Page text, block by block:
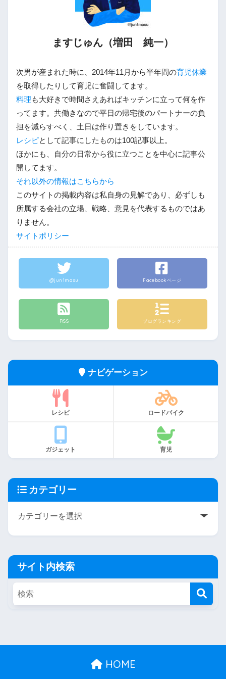
ますじゅん（増田 純一）
次男が産まれた時に、2014年11月から半年間の育児休業
を取得したりして育児に奮闘してます。
料理 も大好きで時間さえあればキッチンに立って何を作
ってます。共働きなので平日の帰宅後のパートナーの負
担を減らすべく、土日は作り置きをしています。
レシピとして記事にしたものは100記事以上。
ほかにも、自分の日常から役に立つことを中心に記事公
開してます。
それ以外の情報はこちらから
このサイトの掲載内容は私自身の見解であり、必ずしも
所属する会社の立場、戦略、意見を代表するものではあ
りません。
サイトポリシー
@jun1masu Facebookページ
RSS ブログランキング
ナビゲーション
レシピ ロードバイク
ガジェット 育児
カテゴリー
サイト内検索
HOME